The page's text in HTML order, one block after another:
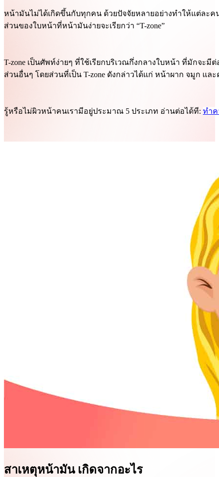
หน้ามันไม่ได้เกิดขึ้นกับทุกคน ด้วยปัจจัยหลายอย่างทำให้แต่ละ
ส่วนของใบหน้าที่หน้ามันง่ายจะเรียกว่า “T-zone”
T-zone เป็นศัพท์ง่ายๆ ที่ใช้เรียกบริเวณกึ่งกลางใบหน้า ที่มักจ
ส่วนอื่นๆ โดยส่วนที่เป็น T-zone ดังกล่าวได้แก่ หน้าผาก จมูก และ
รู้หรือไม่ผิวหน้าคนเรามีอยู่ประมาณ 5 ประเภท อ่านต่อได้ที: ทำค
สาเหตุหน้ามัน เกิดจากอะไร